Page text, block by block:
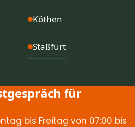
Köthen
Staßfurt
für
bis Freitag von 07:00 bis